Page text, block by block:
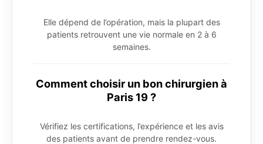
Elle dépend de l’opération, mais la plupart des
patients retrouvent une vie normale en 2 à 6
semaines.
Comment choisir un bon chirurgien à
Paris 19 ?
Vérifiez les certifications, l’expérience et les avis
des patients avant de prendre rendez-vous.